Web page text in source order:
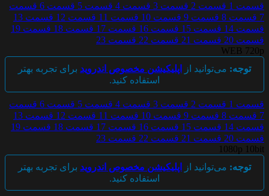
قسمت 1 قسمت 2 قسمت 3 قسمت 4 قسمت 5 قسمت 6
قسمت
7 قسمت 8 قسمت 9 قسمت 10 قسمت 11 قسمت 12
قسمت 13
قسمت 14
قسمت 15 قسمت 16 قسمت 17 قسمت 18
قسمت 19
قسمت 20
قسمت 21 قسمت 22
قسمت 23
WEB 720p
توجه: می‌توانید از اپلیکیشن مخصوص اندروید برای تجربه بهتر
استفاده کنید.
قسمت 1 قسمت 2 قسمت 3 قسمت 4 قسمت 5 قسمت 6
قسمت
7 قسمت 8 قسمت 9 قسمت 10 قسمت 11 قسمت 12
قسمت 13
قسمت 14
قسمت 15 قسمت 16 قسمت 17 قسمت 18
قسمت 19
قسمت 20
قسمت 21 قسمت 22
قسمت 23
1080p 10bit
توجه: می‌توانید از اپلیکیشن مخصوص اندروید برای تجربه بهتر
استفاده کنید.